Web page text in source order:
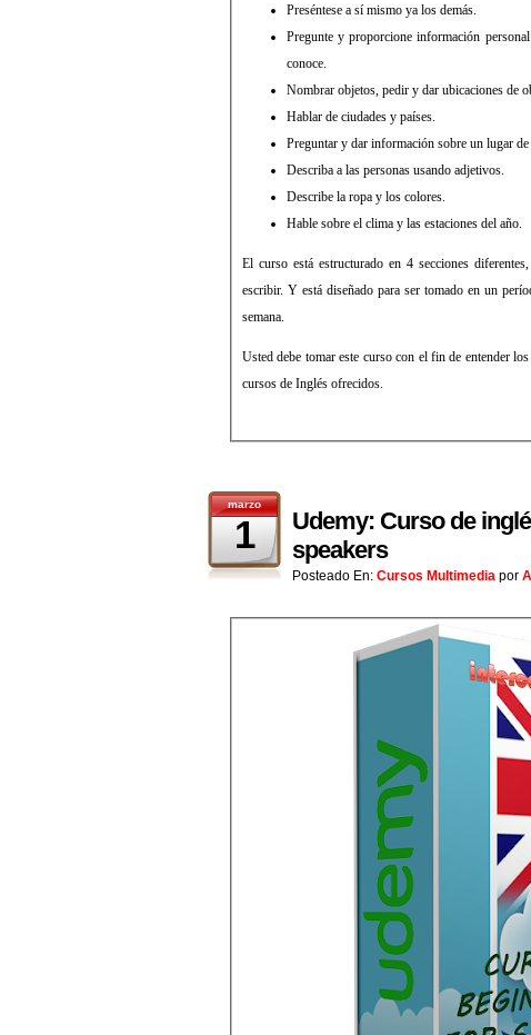
Preséntese a sí mismo ya los demás.
Pregunte y proporcione información
conoce.
Nombrar objetos, pedir y dar ubicaciones de
Hablar de ciudades y países.
Preguntar y dar información sobre un lugar
Describa a las personas usando adjetivos.
Describe la ropa y los colores.
Hable sobre el clima y las estaciones del año.
El curso está estructurado en 4 secciones
escribir. Y está diseñado para ser tomado en un
semana.
Usted debe tomar este curso con el fin de entender
cursos de Inglés ofrecidos.
marzo
1
Udemy: Curso de
speakers
Posteado En: Cursos Multimedia por